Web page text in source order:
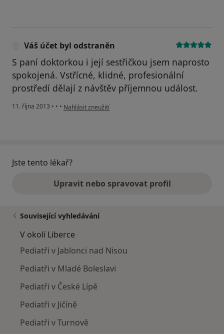
Váš účet byl odstraněn
S paní doktorkou i její sestřičkou jsem naprosto
spokojená. Vstřícné, klidné, profesionální
prostředí dělají z návštěv příjemnou událost.
11. října 2013 • • • podle názoru uživatele Váš účet byl odstraněn
Nahlásit zneužití
Jste tento lékař?
Upravit nebo spravovat profil
Související vyhledávání
V okolí Liberce
Pediatři v Jablonci nad Nisou
Pediatři v Mladé Boleslavi
Pediatři v České Lípě
Pediatři v Jičíně
Pediatři v Turnově